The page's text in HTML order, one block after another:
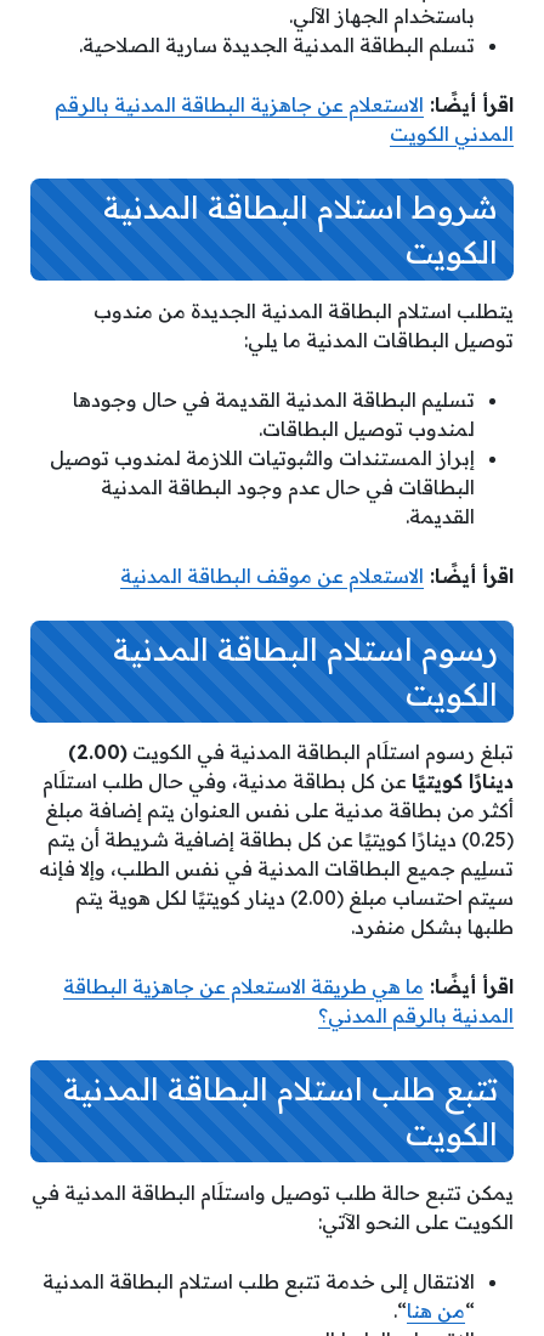
باستخدام الجهاز الآلي.
تسلم البطاقة المدنية الجديدة سارية الصلاحية.
اقرأ أيضًا: الاستعلام عن جاهزية البطاقة المدنية بالرقم
المدني الكويت
شروط استلام البطاقة المدنية
الكويت
يتطلب استلام البطاقة المدنية الجديدة من مندوب
توصيل البطاقات المدنية ما يلي:
تسليم البطاقة المدنية القديمة في حال وجودها
لمندوب توصيل البطاقات.
إبراز المستندات والثبوتيات اللازمة لمندوب توصيل
البطاقات في حال عدم وجود البطاقة المدنية
القديمة.
اقرأ أيضًا: الاستعلام عن موقف البطاقة المدنية
رسوم استلام البطاقة المدنية
الكويت
تبلغ رسوم استلَام البطاقة المدنية في الكويت
(2.00)
دينارًا كويتيًا عن كل بطاقة مدنية، وفي حال طلب استلَام
أكثر من بطاقة مدنية على نفس العنوان يتم إضافة مبلغ
(0.25) دينارًا كويتيًا عن كل بطاقة إضافية شريطة أن يتم
تسلِيم جميع البطاقات المدنية في نفس الطلب، وإلا فإنه
سيتم احتساب مبلغ (2.00) دينار كويتيًا لكل هوية يتم
طلبها بشكل منفرد.
اقرأ أيضًا: ما هي طريقة الاستعلام عن جاهزية البطاقة
المدنية بالرقم المدني؟
تتبع طلب استلام البطاقة المدنية
الكويت
يمكن تتبع حالة طلب توصيل واستلَام البطاقة المدنية في
الكويت على النحو الآتي:
الانتقال إلى خدمة تتبع طلب استلام البطاقة المدنية
“من هنا“.